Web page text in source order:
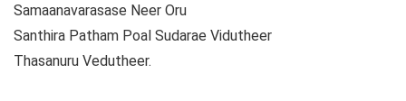
Samaanavarasase Neer Oru
Santhira Patham Poal Sudarae Vidutheer
Thasanuru Vedutheer.